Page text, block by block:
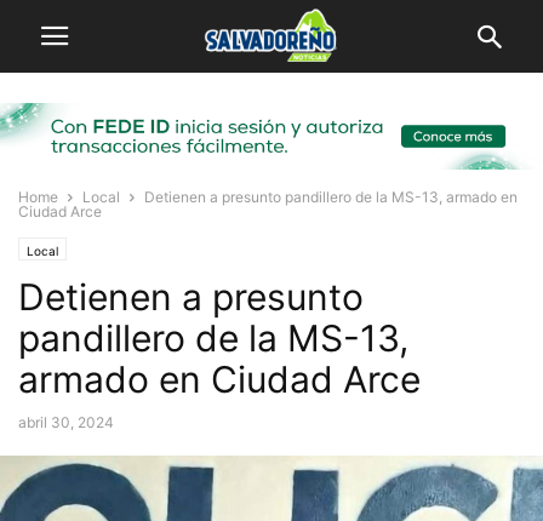
Home Local
Detienen a presunto pandillero de la MS-13, armado en
Ciudad Arce
Local
Detienen a presunto
pandillero de la MS-13,
armado en Ciudad Arce
abril 30, 2024